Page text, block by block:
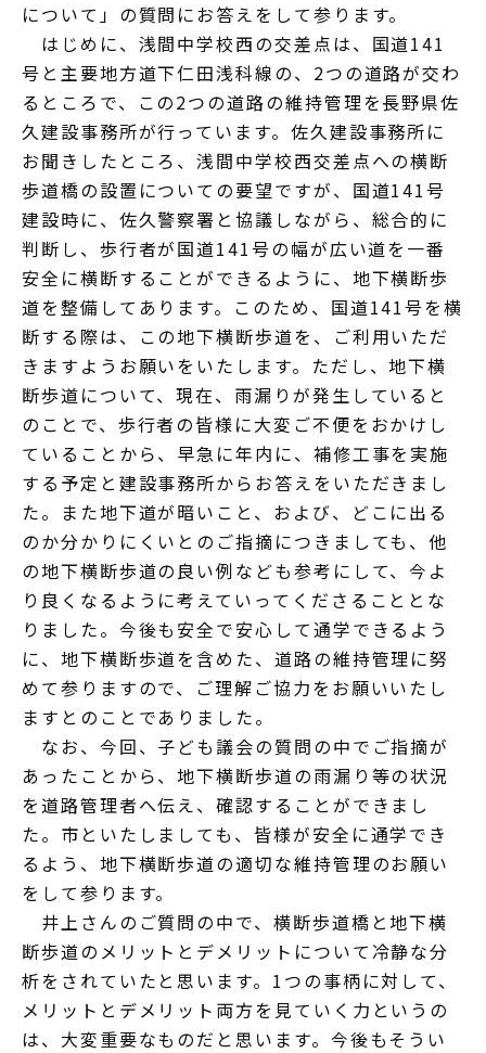
について」の質問にお答えをして参ります。
はじめに、浅間中学校西の交差点は、国道141
号と主要地方道下仁田浅科線の、2つの道路が交わ
るところで、この2つの道路の維持管理を長野県佐
久建設事務所が行っています。佐久建設事務所に
お聞きしたところ、浅間中学校西交差点への横断
歩道橋の設置についての要望ですが、国道141号
建設時に、佐久警察署と協議しながら、総合的に
判断し、歩行者が国道141号の幅が広い道を一番
安全に横断することができるように、地下横断歩
道を整備してあります。このため、国道141号を横
断する際は、この地下横断歩道を、ご利用いただ
きますようお願いをいたします。ただし、地下横
断歩道について、現在、雨漏りが発生していると
のことで、歩行者の皆様に大変ご不便をおかけし
ていることから、早急に年内に、補修工事を実施
する予定と建設事務所からお答えをいただきまし
た。また地下道が暗いこと、および、どこに出る
のか分かりにくいとのご指摘につきましても、他
の地下横断歩道の良い例なども参考にして、今よ
り良くなるように考えていってくださることとな
りました。今後も安全で安心して通学できるよう
に、地下横断歩道を含めた、道路の維持管理に努
めて参りますので、ご理解ご協力をお願いいたし
ますとのことでありました。
なお、今回、子ども議会の質問の中でご指摘が
あったことから、地下横断歩道の雨漏り等の状況
を道路管理者へ伝え、確認することができまし
た。市といたしましても、皆様が安全に通学でき
るよう、地下横断歩道の適切な維持管理のお願い
をして参ります。
井上さんのご質問の中で、横断歩道橋と地下横
断歩道のメリットとデメリットについて冷静な分
析をされていたと思います。1つの事柄に対して、
メリットとデメリット両方を見ていく力というの
は、大変重要なものだと思います。今後もそうい